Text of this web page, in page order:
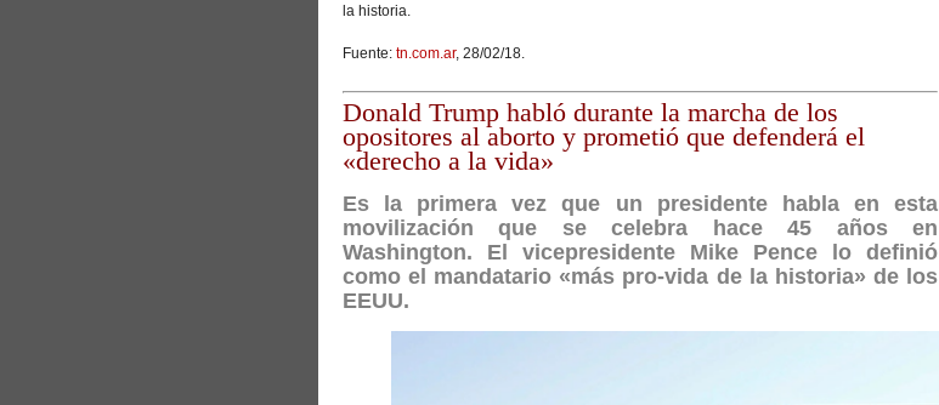
la historia.
Fuente: tn.com.ar, 28/02/18.
Donald Trump habló durante la marcha de los
opositores al aborto y prometió que defenderá el
«derecho a la vida»
Es la primera vez que un presidente habla en esta
movilización que se celebra hace 45 años en
Washington. El vicepresidente Mike Pence lo definió
como el mandatario «más pro-vida de la historia» de los
EEUU.